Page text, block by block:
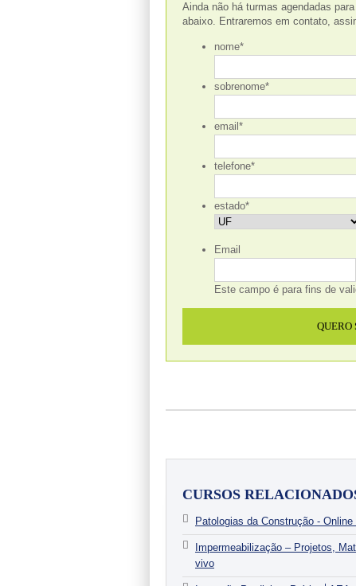
Ainda não há turmas agendadas
abaixo. Entraremos em contato,
nome*
sobrenome*
email *
telefone*
estado*
Email
Este campo é para fins de
CURSOS
Patologias da Construção -
Impermeabilização – Projetos,
vivo